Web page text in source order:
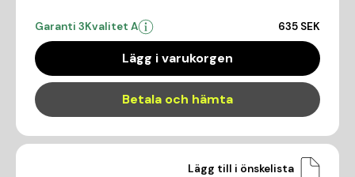
Garanti 3Kvalitet A 635 SEK
Lägg i varukorgen
Betala och hämta
Lägg till i önskelista